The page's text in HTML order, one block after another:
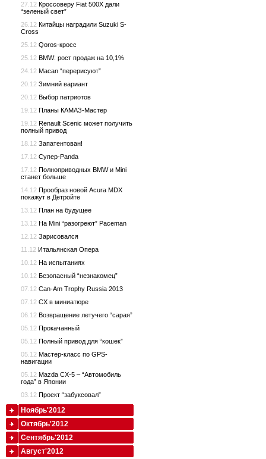
27.12 Кроссоверу Fiat 500X дали
“зеленый свет”
26.12 Китайцы наградили Suzuki S-
Cross
25.12 Qoros-кросс
25.12 BMW: рост продаж на 10,1%
24.12 Macan “перерисуют”
20.12 Зимний вариант
20.12 Выбор патриотов
19.12 Планы КАМАЗ-Мастер
19.12 Renault Scenic может получить
полный привод
18.12 Запатентован!
17.12 Супер-Panda
17.12 Полноприводных BMW и Mini
станет больше
14.12 Прообраз новой Acura MDX
покажут в Детройте
13.12 План на будущее
13.12 На Mini “разогреют” Paceman
12.12 Зарисовался
11.12 Итальянская Опера
10.12 На испытаниях
10.12 Безопасный “незнакомец”
07.12 Can-Am Trophy Russia 2013
07.12 CX в миниатюре
06.12 Возвращение летучего “сарая”
05.12 Прокачанный
05.12 Полный привод для “кошек”
05.12 Мастер-класс по GPS-
навигации
05.12 Mazda CX-5 – “Автомобиль
года” в Японии
03.12 Проект “забуксовал”
Ноябрь'2012
Октябрь'2012
Сентябрь'2012
Август'2012